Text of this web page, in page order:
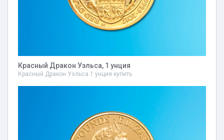
Красный Дракон Уэльса, 1 унция
Красный Дракон Уэльса 1 унция купить